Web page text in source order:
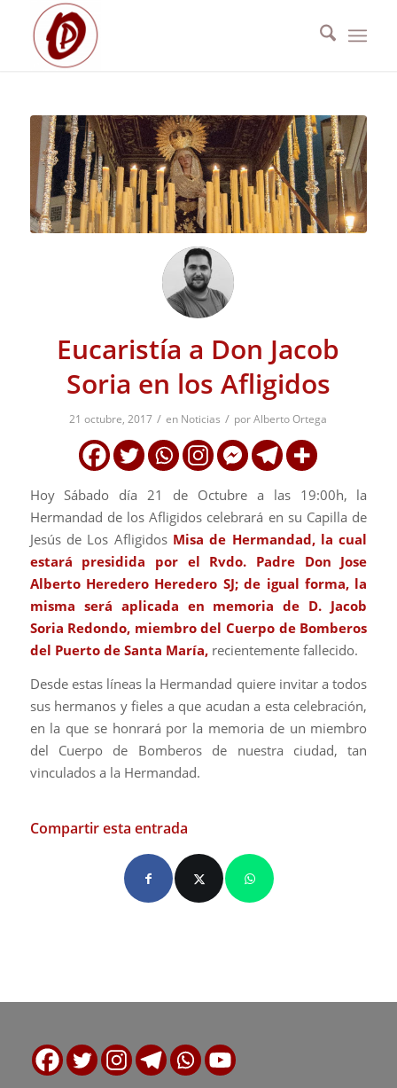
Eucaristía a Don Jacob
Soria en los Afligidos
21 octubre, 2017 / en Noticias / porAlberto Ortega
Hoy Sábado día 21 de Octubre a las 19:00h, la
Hermandad de los Afligidos celebrará en su Capilla de
Jesús de Los Afligidos Misa de Hermandad, la cual
estará presidida por el Rvdo. Padre Don Jose
Alberto Heredero Heredero SJ; de igual forma, la
misma será aplicada en memoria de D. Jacob
Soria Redondo, miembro del Cuerpo de Bomberos
del Puerto de Santa María,recientemente fallecido.
Desde estas líneas la Hermandad quiere invitar a todos
sus hermanos y fieles a que acudan a esta celebración,
en la que se honrará por la memoria de un miembro
del Cuerpo de Bomberos de nuestra ciudad, tan
vinculados a la Hermandad.
Compartir esta entrada